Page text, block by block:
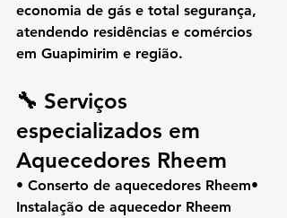
economia de gás e total segurança,
atendendo residências e comércios
em Guapimirim e região.
🔧 Serviços
especializados em
Aquecedores Rheem
• Conserto de aquecedores Rheem•
Instalação de aquecedor Rheem